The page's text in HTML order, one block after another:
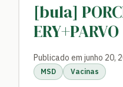
[bula]
ERY+PARVO
Publicado em junho 20,
MSD Vacinas